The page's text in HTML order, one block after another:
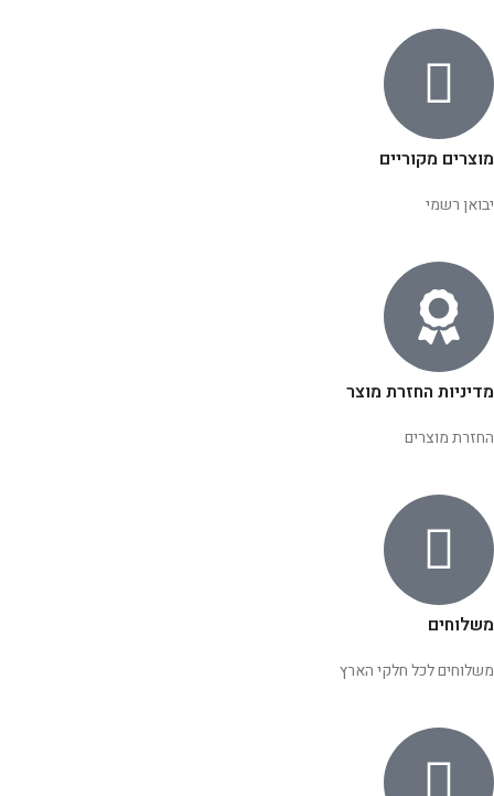
מוצרים מקוריים
יבואן רשמי
מדיניות החזרת מוצר
החזרת מוצרים
משלוחים
משלוחים לכל חלקי הארץ